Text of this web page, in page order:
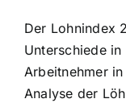
Der Lohnindex
Unterschiede
Arbeitnehmer
Analyse der